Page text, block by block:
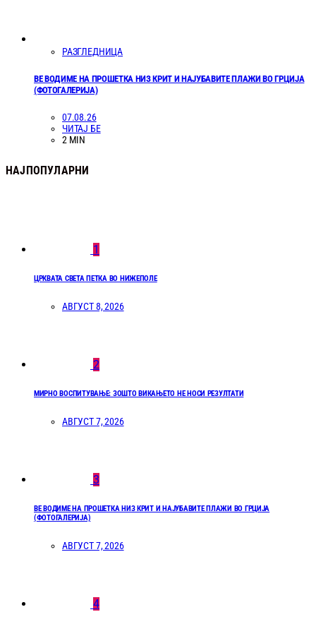
РАЗГЛЕДНИЦА
ВЕ ВОДИМЕ НА ПРОШЕТКА НИЗ КРИТ И НАЈУБАВИТЕ ПЛАЖИ ВО ГРЦИЈА
(ФОТОГАЛЕРИЈА)
07.08.26
ЧИТАЈ БЕ
2 MIN
НАЈПОПУЛАРНИ
1
ЦРКВАТА СВЕТА ПЕТКА ВО НИЖЕПОЛЕ
АВГУСТ 8, 2026
2
МИРНО ВОСПИТУВАЊЕ: ЗОШТО ВИКАЊЕТО НЕ НОСИ РЕЗУЛТАТИ
АВГУСТ 7, 2026
3
ВЕ ВОДИМЕ НА ПРОШЕТКА НИЗ КРИТ И НАЈУБАВИТЕ ПЛАЖИ ВО ГРЦИЈА
(ФОТОГАЛЕРИЈА)
АВГУСТ 7, 2026
4